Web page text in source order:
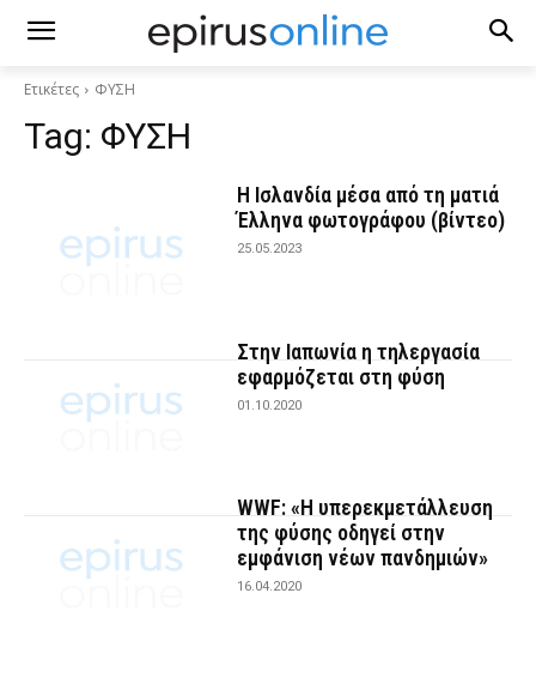
Ετικέτες ΦΥΣΗ
Tag: ΦΥΣΗ
Η Ισλανδία μέσα από τη ματιά
Έλληνα φωτογράφου (βίντεο)
25.05.2023
Στην Ιαπωνία η τηλεργασία
εφαρμόζεται στη φύση
01.10.2020
WWF: «Η υπερεκμετάλλευση
της φύσης οδηγεί στην
εμφάνιση νέων πανδημιών»
16.04.2020